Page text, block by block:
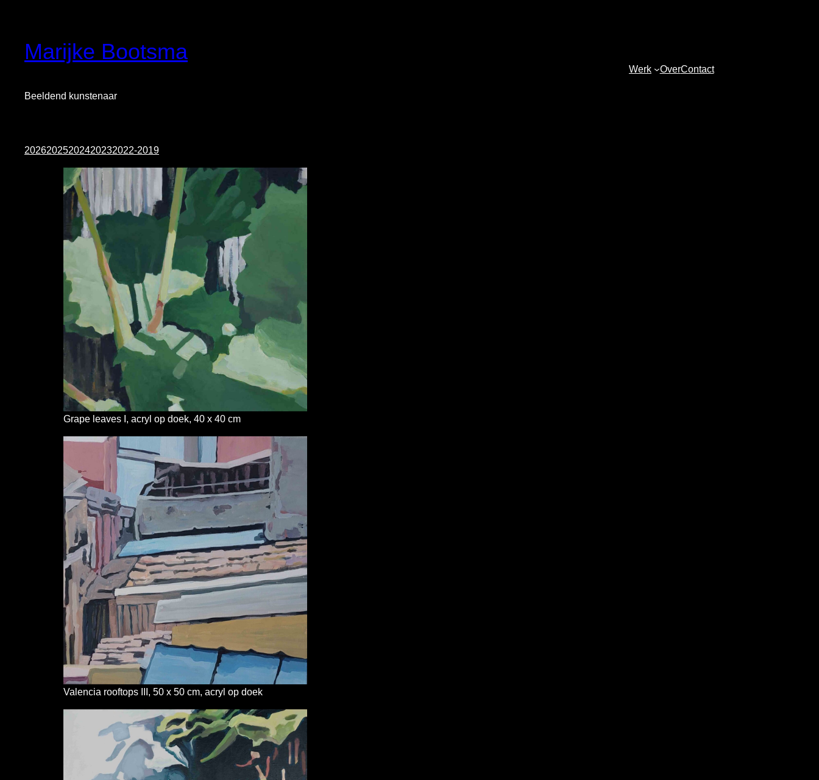
contentMarijke Bootsma
Beeldend kunstenaar
Werk OverContact
20262025202420232022-2019
Grape leaves I, acryl op doek, 40 x 40 cm
Valencia rooftops III, 50 x 50 cm, acryl op doek